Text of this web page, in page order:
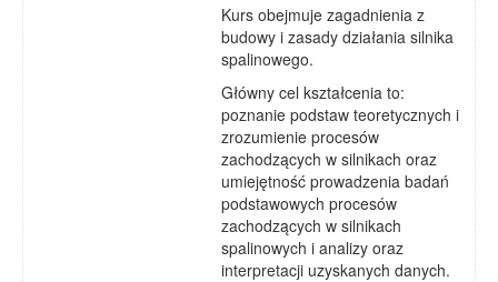
Kurs obejmuje zagadnienia z
budowy i zasady działania silnika
spalinowego.
Główny cel kształcenia to:
poznanie podstaw teoretycznych i
zrozumienie procesów
zachodzących w silnikach oraz
umiejętność prowadzenia badań
podstawowych procesów
zachodzących w silnikach
spalinowych i analizy oraz
interpretacji uzyskanych danych.